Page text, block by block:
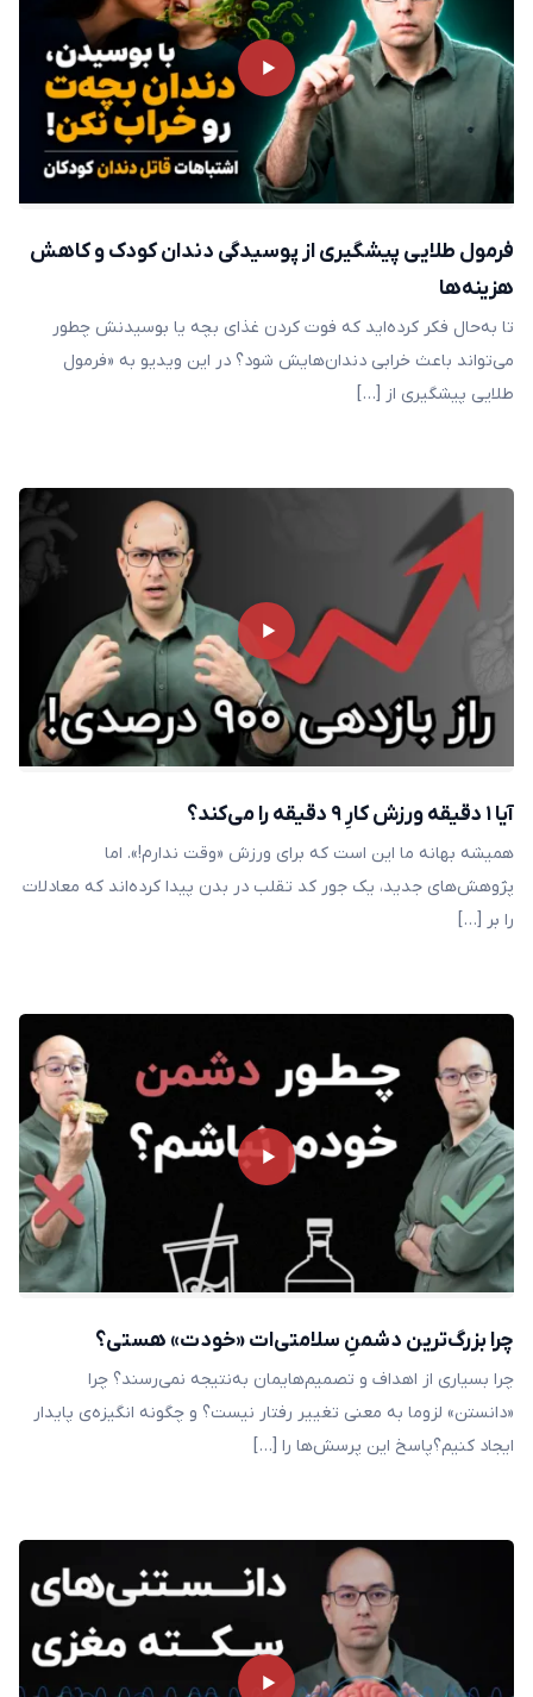
فرمول طلایی پیشگیری از پوسیدگی دندان کودک و کاهش
هزینه‌ها
تا ‌به‌حال فکر کرده‌اید که فوت کردن غذای بچه یا بوسیدنش چطور
می‌تواند باعث خرابی دندان‌هایش شود؟ در این ویدیو به «فرمول
طلایی پیشگیری از […]
آیا ۱ دقیقه ورزش کارِ ۹ دقیقه را می‌کند؟
همیشه بهانه ما این است که برای ورزش «وقت ندارم!». اما
پژوهش‌های جدید، یک جور کد تقلب در بدن پیدا کرد‌ه‌اند که معادلات
را بر […]
چرا بزرگ‌ترین دشمنِ سلامتی‌ات «خودت» هستی؟
چرا بسیاری از اهداف و تصمیم‌هایمان به‌نتیجه نمی‌رسند؟ چرا
«دانستن» لزوما به معنی تغییر رفتار نیست؟ و چگونه انگیزه‌ی پایدار
ایجاد کنیم؟پاسخ این پرسش‌ها را […]